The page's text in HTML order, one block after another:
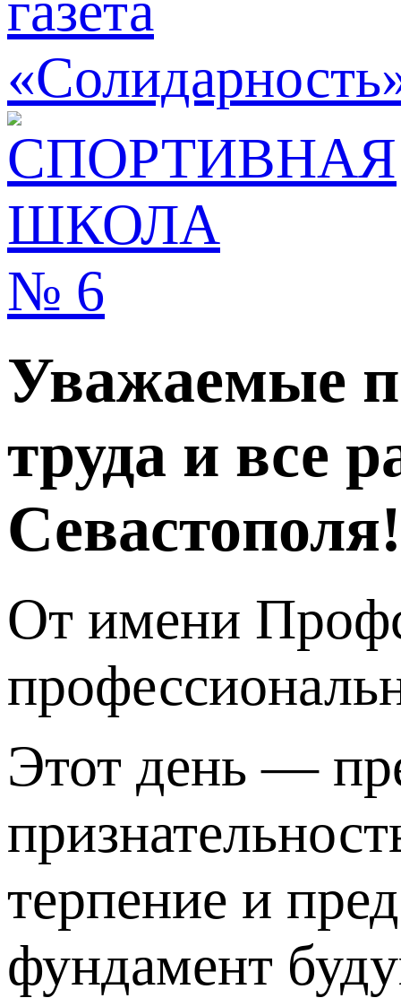
Уважаемые
труда и все
Севастополя!
От имени
Этот день —
терпение и
фундамент